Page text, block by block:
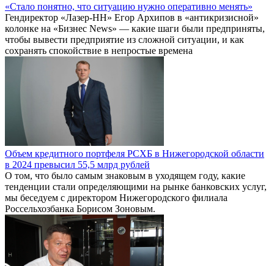
«Стало понятно, что ситуацию нужно оперативно менять»
Гендиректор «Лазер-НН» Егор Архипов в «антикризисной»
колонке на «Бизнес News» — какие шаги были предприняты,
чтобы вывести предприятие из сложной ситуации, и как
сохранять спокойствие в непростые времена
Объем кредитного портфеля РСХБ в Нижегородской области
в 2024 превысил 55,5 млрд рублей
О том, что было самым знаковым в уходящем году, какие
тенденции стали определяющими на рынке банковских услуг,
мы беседуем с директором Нижегородского филиала
Россельхозбанка Борисом Зоновым.